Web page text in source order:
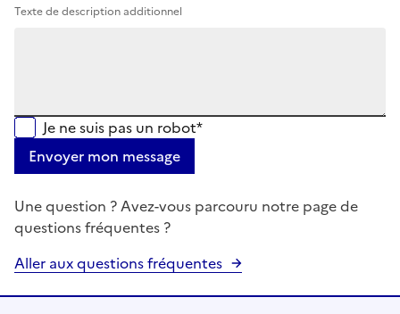
Texte de description additionnel
Je ne suis pas un robot*
Envoyer mon message
Une question ? Avez-vous parcouru notre page de
questions fréquentes ?
Aller aux questions fréquentes